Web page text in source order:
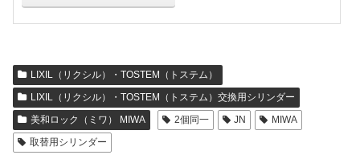
LIXIL（リクシル）・TOSTEM（トステム）
LIXIL（リクシル）・TOSTEM（トステム）交換用シリンダー
美和ロック（ミワ） MIWA
2個同一 JN
MIWA
取替用シリンダー